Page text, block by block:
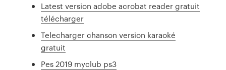
Latest version adobe acrobat reader gratuit
télécharger
Telecharger chanson version karaoké
gratuit
Pes 2019 myclub ps3